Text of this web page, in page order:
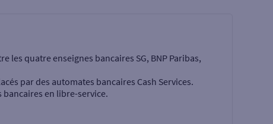
les quatre enseignes bancaires SG, BNP Paribas,
par des automates bancaires Cash Services.
bancaires en libre-service.